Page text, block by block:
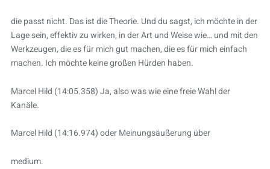
die passt nicht. Das ist die Theorie. Und du sagst, ich möchte in der
Lage sein, effektiv zu wirken, in der Art und Weise wie… und mit den
Werkzeugen, die es für mich gut machen, die es für mich einfach
machen. Ich möchte keine großen Hürden haben.
Marcel Hild (14:05.358) Ja, also was wie eine freie Wahl der
Kanäle.
Marcel Hild (14:16.974) oder Meinungsäußerung über
medium.